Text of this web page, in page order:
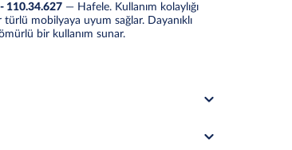
110.34.627 — Hafele. Kullanım kolaylığı
mobilyaya uyum sağlar. Dayanıklı
bir kullanım sunar.